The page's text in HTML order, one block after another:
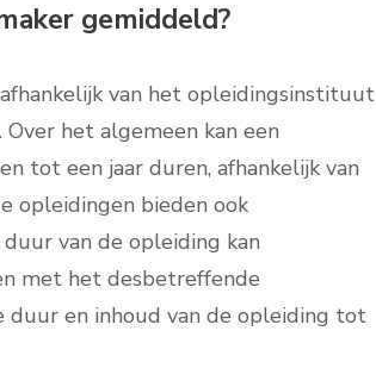
gemiddeld?
van het opleidingsinstituut
het algemeen kan een
tot een jaar duren, afhankelijk van
opleidingen bieden ook
van de opleiding kan
met het desbetreffende
en inhoud van de opleiding tot